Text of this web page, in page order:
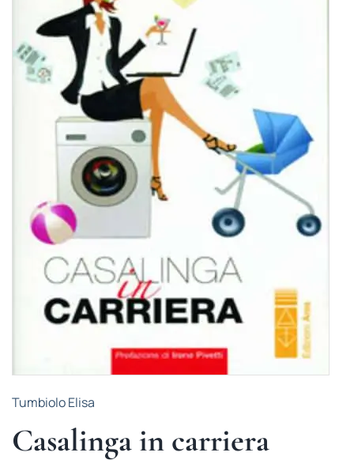
BIOGRAFIE
ATTUALITÀ
Tumbiolo Elisa
Casalinga in carriera